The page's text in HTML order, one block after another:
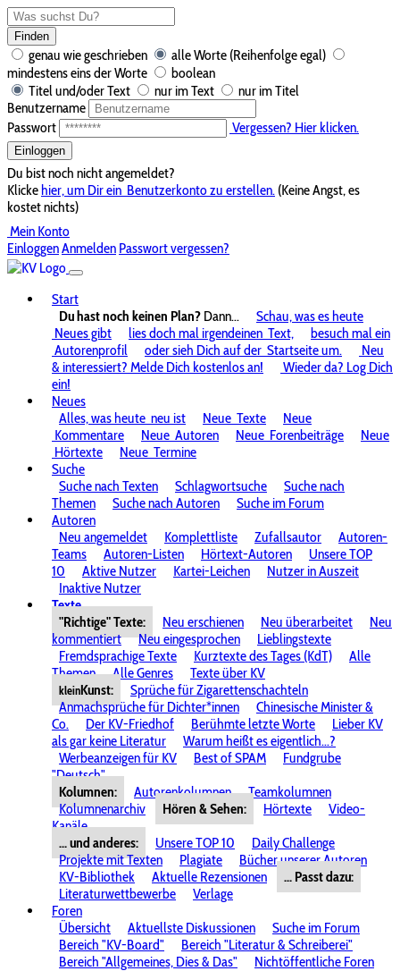
Finden
genau wie geschrieben
alle Worte (Reihenfolge egal)
mindestens eins der Worte
boolean
Titel und/oder Text
nur im Text
nur im Titel
Benutzername
Passwort
Vergessen? Hier klicken.
Einloggen
Du bist noch nicht angemeldet?
Klickehier, um Dir ein Benutzerkonto zu erstellen. (Keine Angst, es
kostet nichts)
Mein Konto
EinloggenAnmelden Passwort vergessen?
Start
Du hast noch keinen Plan? Dann...
Schau, was es heute
Neues gibt
lies doch mal irgendeinen Text,
besuch mal ein
Autorenprofil
oder sieh Dich auf der Startseite um.
Neu
& interessiert? Melde Dich kostenlos an!
Wieder da? Log Dich
ein!
Neues
Alles, was heute neu ist Neue Texte
Neue
Kommentare
Neue Autoren Neue Forenbeiträge
Neue
Hörtexte
Neue Termine
Suche
Suche nach Texten
Schlagwortsuche
Suche nach
Themen
Suche nach Autoren
Suche im Forum
Autoren
Neu angemeldet
Komplettliste Zufallsautor
Autoren-
Teams
Autoren-Listen Hörtext-Autoren
Unsere TOP
10
Aktive Nutzer Kartei-Leichen
Nutzer in Auszeit
Inaktive Nutzer
Texte
"Richtige" Texte:
Neu erschienen Neu überarbeitet
Neu
kommentiert
Neu eingesprochen
Lieblingstexte
Fremdsprachige Texte
Kurztexte des Tages (KdT)
Alle
Themen
Alle Genres Texte über KV
kleinKunst:
Sprüche für Zigarettenschachteln
Anmachsprüche für Dichter*innen
Chinesische Minister &
Co.
Der KV-Friedhof Berühmte letzte Worte
Lieber KV
als gar keine Literatur
Warum heißt es eigentlich...?
Werbeanzeigen für KV
Best of SPAM
Fundgrube
"Deutsch"
Kolumnen:
Autorenkolumnen
Teamkolumnen
Kolumnenarchiv
Hören & Sehen: Hörtexte
Video-
Kanäle
... und anderes:
Unsere TOP 10
Daily Challenge
Projekte mit Texten
Plagiate
Bücher unserer Autoren
KV-Bibliothek
Aktuelle Rezensionen
... Passt dazu:
Literaturwettbewerbe
Verlage
Foren
Übersicht
Aktuellste Diskussionen
Suche im Forum
Bereich "KV-Board"
Bereich "Literatur & Schreiberei"
Bereich "Allgemeines, Dies & Das"
Nichtöffentliche Foren